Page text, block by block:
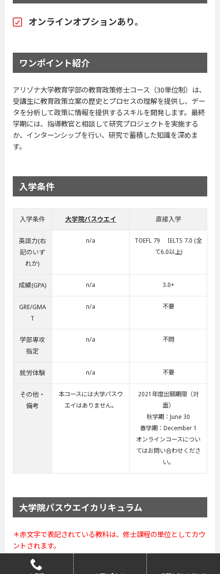
オンラインオプションあり。
ワンポイント紹介
アリゾナ大学教育学部の教育政策修士コース（30単位制）は、
受講生に教育政策立案の歴史とプロセスの理解を提供し、デー
タを分析して政策に情報を提供するスキルを開発します。最終
学期には、指導教官と相談して研究プロジェクトを実施する
か、インターンシップを行い、研究で蓄積した知識を深めま
す。
入学条件
入学条件 大学院パスウエイ 直接入学
英語力(右
記のいず
れか)
n/a
TOEFL 79 IELTS 7.0 (全
て6.0以上)
成績(GPA) n/a 3.0+
GRE/GMA
T
n/a 不要
学部専攻
指定
n/a 不問
就労体験 n/a 不要
その他・
備考
本コースには大学パスウ
エイはありません。
2021年度出願期限（対
面）
秋学期：June 30
春学期：December 1
オンラインコースについ
てはお問い合わせくださ
い。
大学院パスウエイカリキュラム
＊赤文字で表記されている教科は、修士課程の単位としてカウ
ントされます。